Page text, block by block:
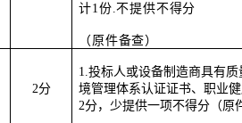
计1份.不提供不得分
（原件备查）
2分
1.投标人或设备制造商具有
境管理体系认证证书、职业
2分，少提供一项不得分 （原